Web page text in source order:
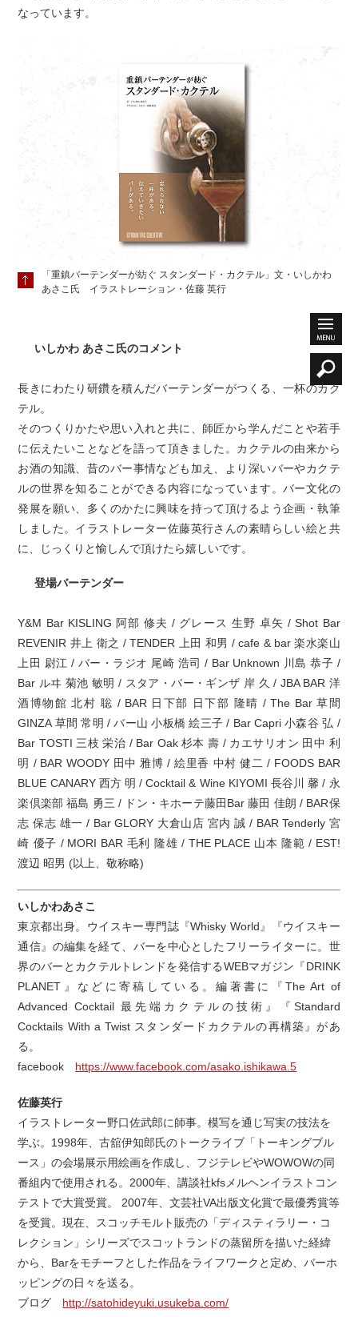
なっています。
「重鎮バーテンダーが紡ぐ スタンダード・カクテル」文・いしかわ
あさこ氏 イラストレーション・佐藤 英行
いしかわ あさこ氏のコメント
長きにわたり研鑽を積んだバーテンダーがつくる、一杯のカク
テル。
そのつくりかたや思い入れと共に、師匠から学んだことや若手
に伝えたいことなどを語って頂きました。カクテルの由来から
お酒の知識、昔のバー事情なども加え、より深いバーやカクテ
ルの世界を知ることができる内容になっています。バー文化の
発展を願い、多くのかたに興味を持って頂けるよう企画・執筆
しました。イラストレーター佐藤英行さんの素晴らしい絵と共
に、じっくりと愉しんで頂けたら嬉しいです。
登場バーテンダー
Y&M Bar KISLING 阿部 修夫 / グレース 生野 卓矢 / Shot Bar
REVENIR 井上 衛之 / TENDER 上田 和男 / cafe & bar 楽水楽山
上田 尉江 / バー・ラジオ 尾崎 浩司 / Bar Unknown 川島 恭子 /
Bar ルヰ 菊池 敏明 / スタア・バー・ギンザ 岸 久 / JBA BAR 洋
酒博物館 北村 聡 / BAR 日下部 日下部 隆晴 / The Bar 草間
GINZA 草間 常明 / バー山 小板橋 絵三子 / Bar Capri 小森谷 弘 /
Bar TOSTI 三枝 栄治 / Bar Oak 杉本 壽 / カエサリオン 田中 利
明 / BAR WOODY 田中 雅博 / 絵里香 中村 健二 / FOODS BAR
BLUE CANARY 西方 明 / Cocktail & Wine KIYOMI 長谷川 馨 / 永
楽倶楽部 福島 勇三 / ドン・キホーテ藤田Bar 藤田 佳朗 / BAR保
志 保志 雄一 / Bar GLORY 大倉山店 宮内 誠 / BAR Tenderly 宮
崎 優子 / MORI BAR 毛利 隆雄 / THE PLACE 山本 隆範 / EST!
渡辺 昭男 (以上、敬称略)
いしかわあさこ
東京都出身。ウイスキー専門誌『Whisky World』『ウイスキー
通信』の編集を経て、バーを中心としたフリーライターに。世
界のバーとカクテルトレンドを発信するWEBマガジン『DRINK
PLANET』などに寄稿している。編著書に『The Art of
Advanced Cocktail 最先端カクテルの技術』『Standard
Cocktails With a Twist スタンダードカクテルの再構築』があ
る。
facebook https://www.facebook.com/asako.ishikawa.5
佐藤英行
イラストレーター野口佐武郎に師事。模写を通じ写実の技法を
学ぶ。1998年、古舘伊知郎氏のトークライブ「トーキングブル
ース」の会場展示用絵画を作成し、フジテレビやWOWOWの同
番組内で使用される。2000年、講談社kfsメルヘンイラストコン
テストで大賞受賞。 2007年、文芸社VA出版文化賞で最優秀賞等
を受賞。現在、スコッチモルト販売の「ディスティラリー・コ
レクション」シリーズでスコットランドの蒸留所を描いた経緯
から、Barをモチーフとした作品をライフワークと定め、バーホ
ッピングの日々を送る。
ブログ http://satohideyuki.usukeba.com/